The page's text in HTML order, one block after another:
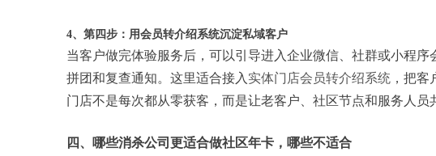
4、第四步：用会员转介绍系统沉淀私域客户
当客户做完体验服务后，可以引导进入企业微信、社群或小程
拼团和复查通知。这里适合接入 实体门店会员转介绍系统 ，把
门店不是每次都从零获客，而是让老客户、社区节点和服务人员
四、哪些消杀公司更适合做社区年卡，哪些不适合